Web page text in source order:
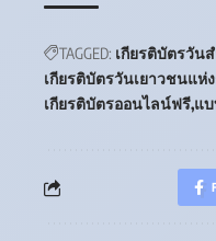
TAGGED: เกียรติบัตรวัน
เกียรติบัตรวันเยาวชนแห่
เกียรติบัตรออนไลน์ฟรี แ